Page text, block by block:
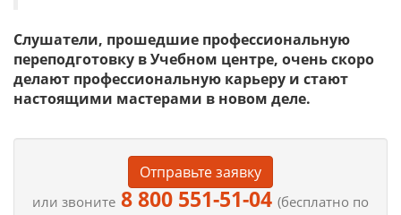
Слушатели, прошедшие профессиональную
переподготовку в Учебном центре, очень скоро
делают профессиональную карьеру и стают
настоящими мастерами в новом деле.
Отправьте заявку
или звоните 8 800 551-51-04 (бесплатно по